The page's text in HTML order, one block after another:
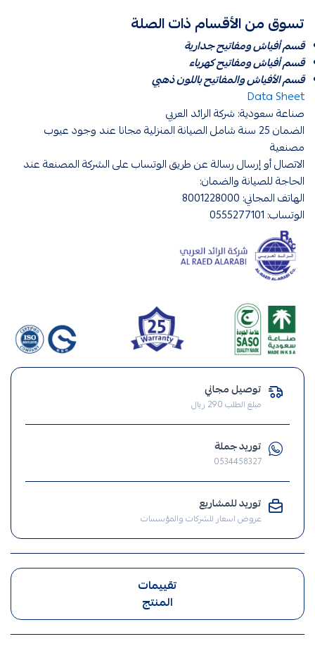
تسوق من الأقسام ذات الصلة
قسم أفياش ومفاتيح جدارية
قسم أفياش ومفاتيح كهرباء
قسم الأفياش والمفاتيح باللون ذهبي
Data Sheet
صناعة سعودية: شركة الرائد العربي
الضمان 25 سنة شامل الصيانة المنزلية مجانا عند وجود عيوب
مصنعية
الاتصال أو إرسال رسالة عن طريق الوتساب على الشركة المصنعة عند
الحاجة للصيانة والضمان:
الهاتف المجاني: 8001228000
الوتساب: 0555277101
افياش
مفتاح
توصيل مجاني
مبلغ الطلب 290 ريال
توريد جملة
0534458327
توريد للمشاريع
عروض اسعار للشركات والمؤسسات
تقييمات
المنتج